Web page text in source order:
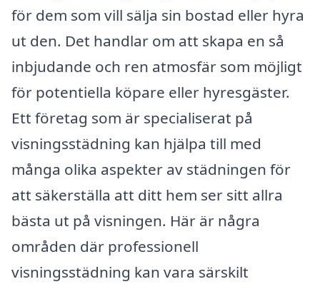
för dem som vill sälja sin bostad eller hyra
ut den. Det handlar om att skapa en så
inbjudande och ren atmosfär som möjligt
för potentiella köpare eller hyresgäster.
Ett företag som är specialiserat på
visningsstädning kan hjälpa till med
många olika aspekter av städningen för
att säkerställa att ditt hem ser sitt allra
bästa ut på visningen. Här är några
områden där professionell
visningsstädning kan vara särskilt